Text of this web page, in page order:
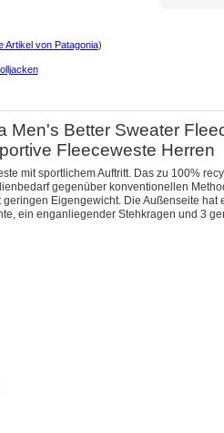
Artikel von Patagonia)
Men's Better Sweater
Fleeceweste Herren
mit sportlichem Auftritt. Das zu 100%
gegenüber konventionellen
Eigengewicht. Die Außenseite hat
ein enganliegender Stehkragen und 3